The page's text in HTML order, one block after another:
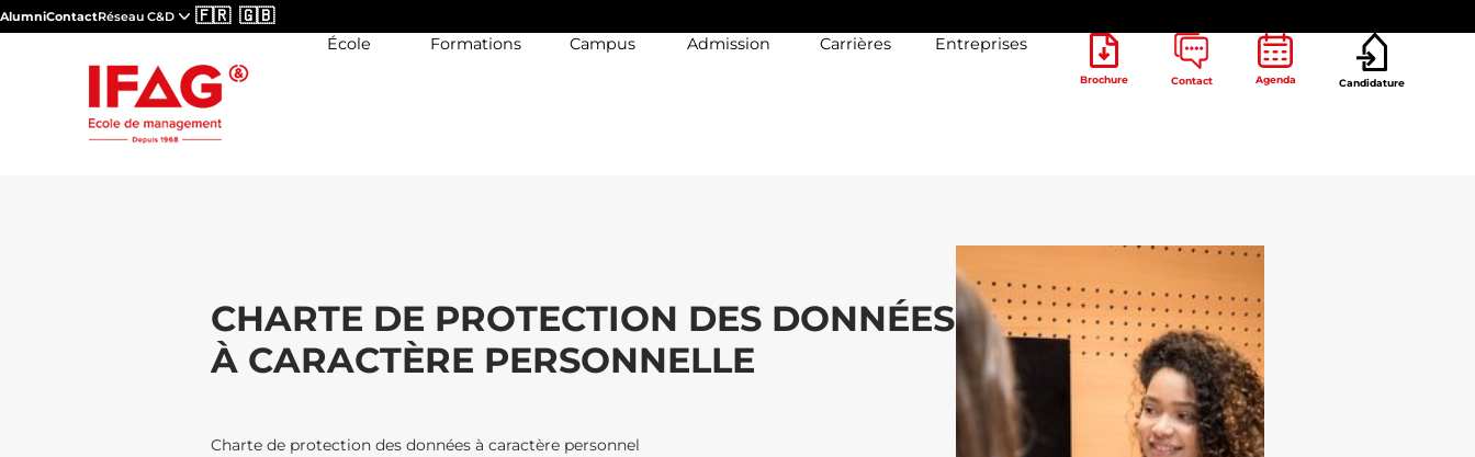
AlumniContactRéseau C&D 🇫🇷 🇬🇧
École Formations Campus Admission Carrières Entreprises
Brochure Contact Agenda Candidature
CHARTE DE PROTECTION DES DONNÉES
À CARACTÈRE PERSONNELLE
Charte de protection des données à caractère personnel